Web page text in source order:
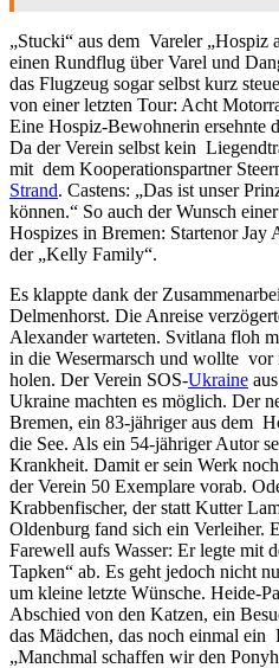
„Stucki“ aus dem Vareler „Hospiz
einen Rundflug über Varel und
das Flugzeug sogar selbst kurz
von einer letzten Tour: Acht
Eine Hospiz-Bewohnerin ersehnte
Da der Verein selbst kein
mit dem Kooperationspartner
Strand. Castens: „Das ist unser
können.“ So auch der Wunsch
Hospizes in Bremen: Startenor
der „Kelly Family“.
Es klappte dank der
Delmenhorst. Die Anreise
Alexander warteten. Svitlana floh
in die Wesermarsch und wollte
holen. Der Verein SOS-Ukraine
Ukraine machten es möglich. Der
Bremen, ein 83-jähriger aus dem
die See. Als ein 54-jähriger Autor
Krankheit. Damit er sein Werk
der Verein 50 Exemplare vorab.
Krabbenfischer, der statt Kutter
Oldenburg fand sich ein Verleiher.
Farewell aufs Wasser: Er legte mit
Tapken“ ab. Es geht jedoch nicht
um kleine letzte Wünsche. Heide-
Abschied von den Katzen, ein
das Mädchen, das noch einmal ein
„Manchmal schaffen wir den